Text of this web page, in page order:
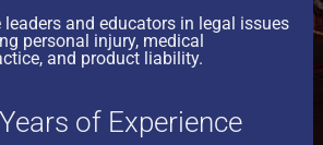
leaders and educators in legal issues
personal injury, medical
and product liability.
of Experience